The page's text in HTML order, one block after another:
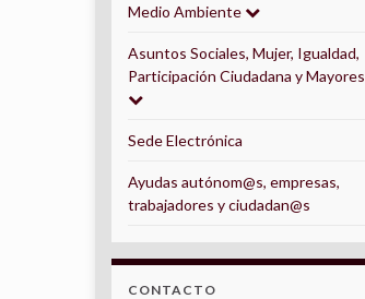
Medio Ambiente
Asuntos Sociales, Mujer, Igualdad,
Participación Ciudadana y Mayores
Sede Electrónica
Ayudas autónom@s, empresas,
trabajadores y ciudadan@s
CONTACTO